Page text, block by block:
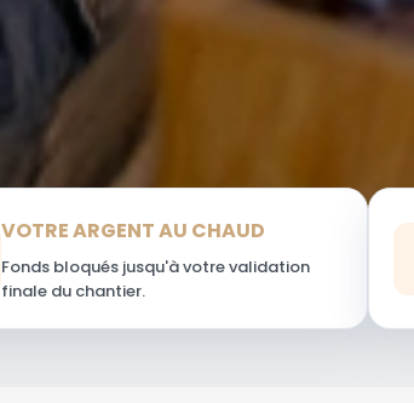
VOTRE ARGENT AU CHAUD
Fonds bloqués jusqu'à votre validation
finale du chantier.